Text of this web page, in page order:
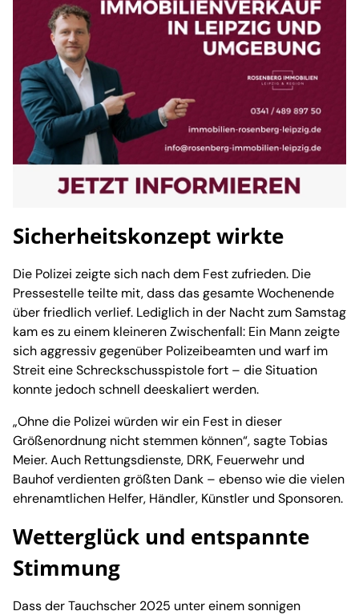
Sicherheitskonzept wirkte
Die Polizei zeigte sich nach dem Fest zufrieden. Die
Pressestelle teilte mit, dass das gesamte Wochenende
über friedlich verlief. Lediglich in der Nacht zum Samstag
kam es zu einem kleineren Zwischenfall: Ein Mann zeigte
sich aggressiv gegenüber Polizeibeamten und warf im
Streit eine Schreckschusspistole fort – die Situation
konnte jedoch schnell deeskaliert werden.
„Ohne die Polizei würden wir ein Fest in dieser
Größenordnung nicht stemmen können“, sagte Tobias
Meier. Auch Rettungsdienste, DRK, Feuerwehr und
Bauhof verdienten größten Dank – ebenso wie die vielen
ehrenamtlichen Helfer, Händler, Künstler und Sponsoren.
Wetterglück und entspannte
Stimmung
Dass der Tauchscher 2025 unter einem sonnigen